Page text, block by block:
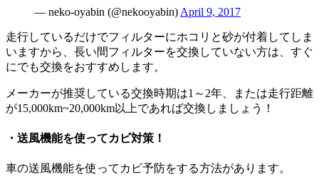
— neko-oyabin (@nekooyabin) April 9, 2017
走行しているだけでフィルターにホコリと砂が付着してしま
いますから、長い間フィルターを交換していない方は、すぐ
にでも交換をおすすめします。
メーカーが推奨している交換時期は1～2年、または走行距離
が15,000km~20,000km以上であれば交換しましょう！
・送風機能を使ってカビ対策！
車の送風機能を使ってカビ予防をする方法があります。